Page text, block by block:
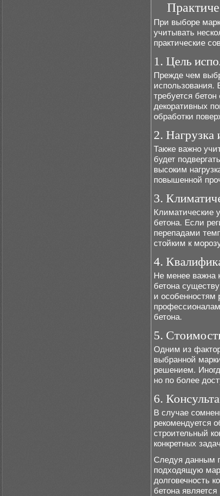
При выборе
учитывать
практические
1. Цель
Прежде чем
использования.
требуется
декоративных
обработки
2. Нагрузка
Также важно
будет
высоким
повышенной
3.
Климатические
бетона. Если
перепадами
стойким к
4.
Не менее важна
бетона
и особенностям
бетона.
5.
Одним из
выбранной
решением.
но по более
6.
В случае
рекомендуется
строительный
конкретных
Следуя данным
подходящую
долговечность
бетона